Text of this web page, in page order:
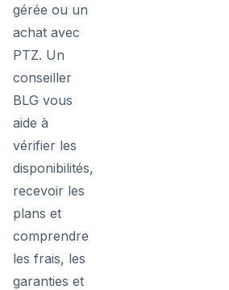
gérée ou un
achat avec
PTZ. Un
conseiller
BLG vous
aide à
vérifier les
disponibilités,
recevoir les
plans et
comprendre
les frais, les
garanties et